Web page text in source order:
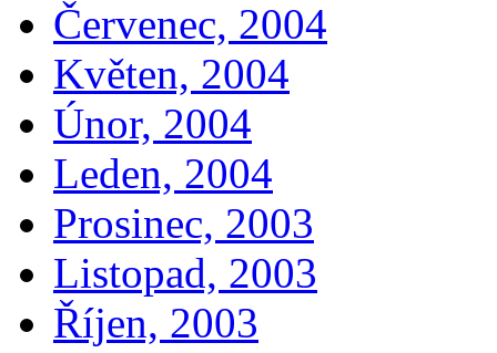
Červenec, 2004
Květen, 2004
Únor, 2004
Leden, 2004
Prosinec, 2003
Listopad, 2003
Říjen, 2003